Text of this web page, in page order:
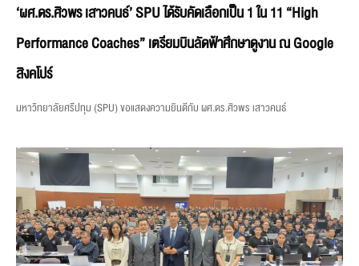
‘ผศ.ดร.ศิวพร เสาวคนธ์’ SPU ได้รับคัดเลือกเป็น 1 ใน 11 “High
Performance Coaches” เตรียมบินลัดฟ้าศึกษาดูงาน ณ Google
สิงคโปร์
มหาวิทยาลัยศรีปทุม (SPU) ขอแสดงความยินดีกับ ผศ.ดร.ศิวพร เสาวคนธ์